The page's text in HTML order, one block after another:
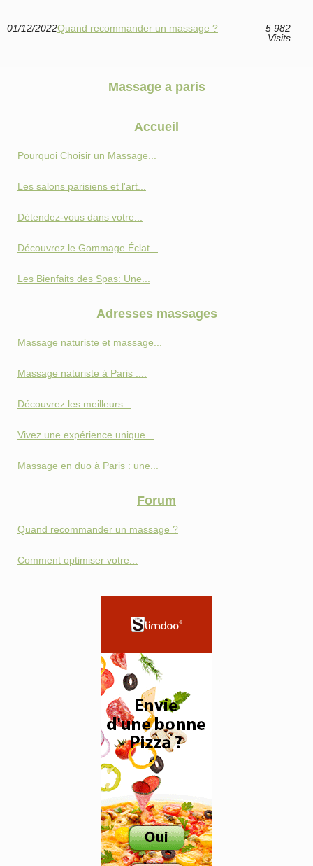
01/12/2022Quand recommander un massage ?
5 982
Visits
Massage a paris
Accueil
Pourquoi Choisir un Massage...
Les salons parisiens et l'art...
Détendez-vous dans votre...
Découvrez le Gommage Éclat...
Les Bienfaits des Spas: Une...
Adresses massages
Massage naturiste et massage...
Massage naturiste à Paris :...
Découvrez les meilleurs...
Vivez une expérience unique...
Massage en duo à Paris : une...
Forum
Quand recommander un massage ?
Comment optimiser votre...